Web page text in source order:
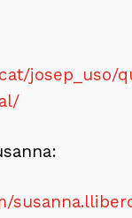
josep_uso/